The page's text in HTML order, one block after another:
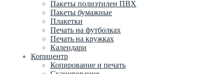
Пакеты полиэтилен ПВХ
Пакеты бумажные
Плакетки
Печать на футболках
Печать на кружках
Календари
Копицентр
Копирование и печать